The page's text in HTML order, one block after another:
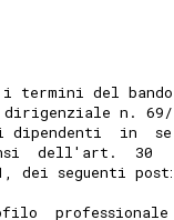
termini del
dirigenziale n.
dipendenti  in
dell'art.  30
dei seguenti